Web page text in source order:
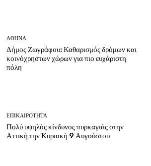
ΑΘΗΝΑ
Δήμος Ζωγράφου: Καθαρισμός δρόμων και
κοινόχρηστων χώρων για πιο ευχάριστη
πόλη
ΕΠΙΚΑΙΡΟΤΗΤΑ
Πολύ υψηλός κίνδυνος πυρκαγιάς στην
Αττική την Κυριακή 9 Αυγούστου